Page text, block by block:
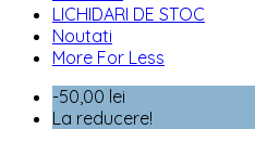
LICHIDARI DE STOC
Noutati
More For Less
-50,00 lei
La reducere!